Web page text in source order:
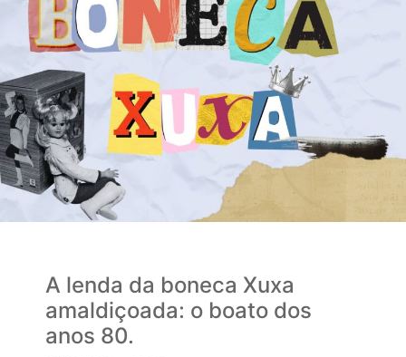
A lenda da boneca Xuxa
amaldiçoada: o boato dos
anos 80.